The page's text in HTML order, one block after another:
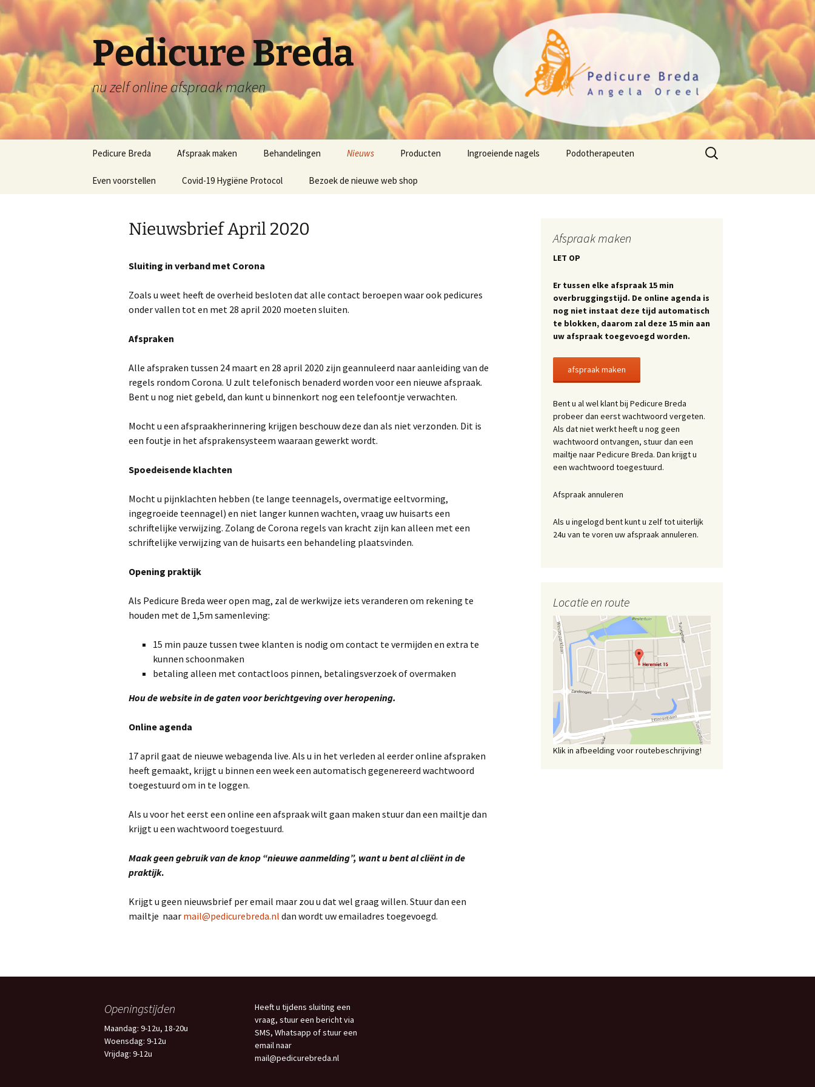
de
inhoud
Pedicure Breda
nu zelf online afspraak maken
Pedicure Breda Afspraak maken
Handleiding online
agenda (Nieuwe klant)
agenda wachtwoord
bestaande klant
Behandelingen Nieuws
Nieuwsbrief 10 mei 2020
Producten Ingroeiende nagels Podotherapeuten
Even voorstellen Covid-19 Hygiëne Protocol Bezoek de nieuwe web shop
Zoeken
naar:
Nieuwsbrief April 2020
Sluiting in verband met Corona
Zoals u weet heeft de overheid besloten dat alle contact beroepen waar ook pedicures
onder vallen tot en met 28 april 2020 moeten sluiten.
Afspraken
Alle afspraken tussen 24 maart en 28 april 2020 zijn geannuleerd naar aanleiding van de
regels rondom Corona. U zult telefonisch benaderd worden voor een nieuwe afspraak.
Bent u nog niet gebeld, dan kunt u binnenkort nog een telefoontje verwachten.
Mocht u een afspraakherinnering krijgen beschouw deze dan als niet verzonden. Dit is
een foutje in het afsprakensysteem waaraan gewerkt wordt.
Spoedeisende klachten
Mocht u pijnklachten hebben (te lange teennagels, overmatige eeltvorming,
ingegroeide teennagel) en niet langer kunnen wachten, vraag uw huisarts een
schriftelijke verwijzing. Zolang de Corona regels van kracht zijn kan alleen met een
schriftelijke verwijzing van de huisarts een behandeling plaatsvinden.
Opening praktijk
Als Pedicure Breda weer open mag, zal de werkwijze iets veranderen om rekening te
houden met de 1,5m samenleving:
15 min pauze tussen twee klanten is nodig om contact te vermijden en extra te
kunnen schoonmaken
betaling alleen met contactloos pinnen, betalingsverzoek of overmaken
Hou de website in de gaten voor berichtgeving over heropening.
Online agenda
17 april gaat de nieuwe webagenda live. Als u in het verleden al eerder online afspraken
heeft gemaakt, krijgt u binnen een week een automatisch gegenereerd wachtwoord
toegestuurd om in te loggen.
Als u voor het eerst een online een afspraak wilt gaan maken stuur dan een mailtje dan
krijgt u een wachtwoord toegestuurd.
Maak geen gebruik van de knop “nieuwe aanmelding”, want u bent al cliënt in de
praktijk.
Krijgt u geen nieuwsbrief per email maar zou u dat wel graag willen. Stuur dan een
mailtje naar mail@pedicurebreda.nl dan wordt uw emailadres toegevoegd.
Afspraak maken
LET OP
Er tussen elke afspraak 15 min
overbruggingstijd. De online agenda is
nog niet instaat deze tijd automatisch
te blokken, daarom zal deze 15 min aan
uw afspraak toegevoegd worden.
afspraak maken
Bent u al wel klant bij Pedicure Breda
probeer dan eerst wachtwoord vergeten.
Als dat niet werkt heeft u nog geen
wachtwoord ontvangen, stuur dan een
mailtje naar Pedicure Breda. Dan krijgt u
een wachtwoord toegestuurd.
Afspraak annuleren
Als u ingelogd bent kunt u zelf tot uiterlijk
24u van te voren uw afspraak annuleren.
Locatie en route
Klik in afbeelding voor routebeschrijving!
Openingstijden
Maandag: 9-12u, 18-20u
Woensdag: 9-12u
Vrijdag: 9-12u
Heeft u tijdens sluiting een
vraag, stuur een bericht via
SMS, Whatsapp of stuur een
email naar
mail@pedicurebreda.nl